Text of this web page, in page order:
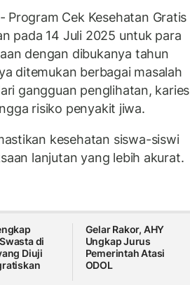
Program Cek Kesehatan Gratis
pada 14 Juli 2025 untuk para
dengan dibukanya tahun
ditemukan berbagai masalah
gangguan penglihatan, karies
risiko penyakit jiwa.
kesehatan siswa-siswi
lanjutan yang lebih akurat.
di
Diuji
Gelar Rakor, AHY
Ungkap Jurus
Pemerintah Atasi
ODOL